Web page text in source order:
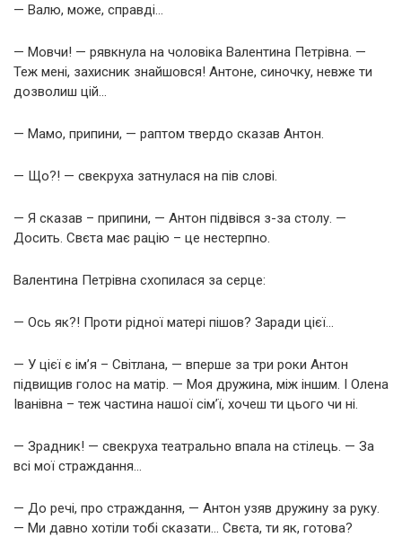
— Валю, може, справді…
— Мовчи! — рявкнула на чоловіка Валентина Петрівна. —
Теж мені, захисник знайшовся! Антоне, синочку, невже ти
дозволиш цій…
— Мамо, припини, — раптом твердо сказав Антон.
— Що?! — свекруха затнулася на пів слові.
— Я сказав – припини, — Антон підвівся з-за столу. —
Досить. Свєта має рацію – це нестерпно.
Валентина Петрівна схопилася за серце:
— Ось як?! Проти рідної матері пішов? Заради цієї…
— У цієї є ім’я – Світлана, — вперше за три роки Антон
підвищив голос на матір. — Моя дружина, між іншим. І Олена
Іванівна – теж частина нашої сім’ї, хочеш ти цього чи ні.
— Зрадник! — свекруха театрально впала на стілець. — За
всі мої страждання…
— До речі, про страждання, — Антон узяв дружину за руку.
— Ми давно хотіли тобі сказати… Свєта, ти як, готова?